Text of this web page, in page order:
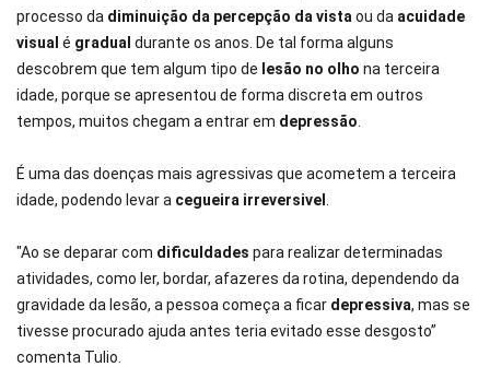
processo da diminuição da percepção da vista ou da acuidade
visual é gradual durante os anos. De tal forma alguns
descobrem que tem algum tipo de lesão no olho na terceira
idade, porque se apresentou de forma discreta em outros
tempos, muitos chegam a entrar em depressão
É uma das doenças mais agressivas que acometem a terceira
idade, podendo levar a cegueira irreversivel
"Ao se deparar com dificuldades para realizar determinadas
atividades, como ler, bordar, afazeres da rotina, dependendo da
gravidade da lesão, a pessoa começa a ficar depressiva, mas se
tivesse procurado ajuda antes teria evitado esse desgosto”
comenta Tulio.